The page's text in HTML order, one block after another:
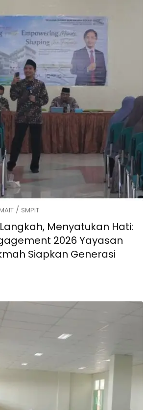
/ SMPIT
Menyatukan Hati:
2026 Yayasan
Siapkan Generasi